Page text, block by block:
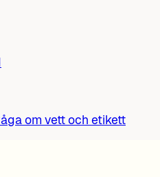
om vett och etikett